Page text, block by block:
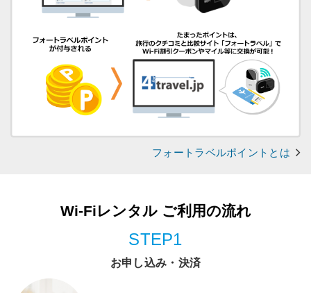
フォートラベルポイントとは
Wi-Fiレンタル ご利用の流れ
STEP1
お申し込み・決済